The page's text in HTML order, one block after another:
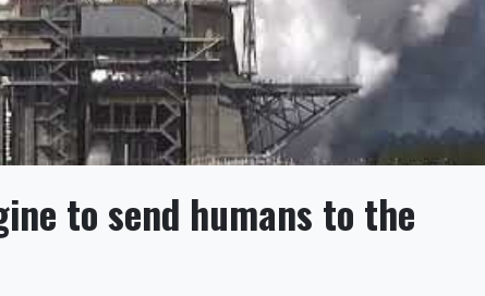
to send humans to the